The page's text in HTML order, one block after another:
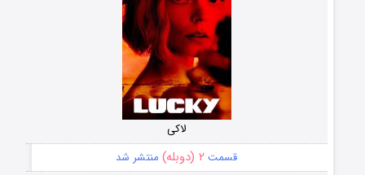
لاکی
قسمت ۲ (دوبله) منتشر شد